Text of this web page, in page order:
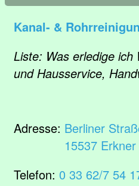
Kanal- &
Liste: Was erledige ich
und Hausservice,
Adresse: Berliner
15537 Erkner
Telefon: 0 33 62/7 54